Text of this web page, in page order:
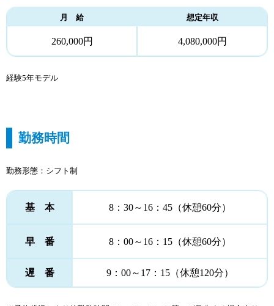
月 給 想定年収
260,000円 4,080,000円
経験5年モデル
勤務時間
勤務形態：シフト制
基 本 8：30～16：45（休憩60分）
早 番 8：00～16：15（休憩60分）
遅 番 9：00～17：15（休憩120分）